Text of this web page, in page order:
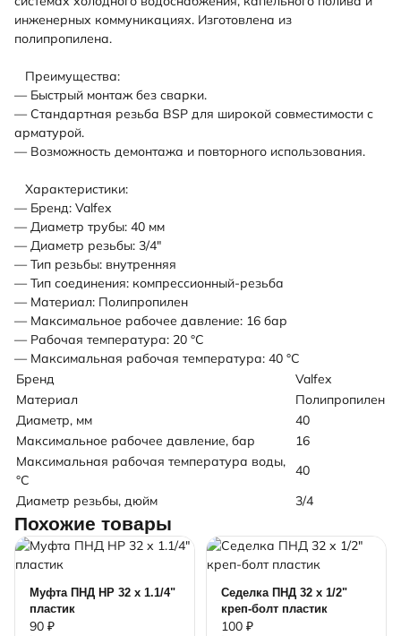
инженерных коммуникациях. Изготовлена из
полипропилена.
Преимущества:
— Быстрый монтаж без сварки.
— Стандартная резьба BSP для широкой совместимости с
арматурой.
— Возможность демонтажа и повторного использования.
Характеристики:
— Бренд: Valfex
— Диаметр трубы: 40 мм
— Диаметр резьбы: 3/4"
— Тип резьбы: внутренняя
— Тип соединения: компрессионный-резьба
— Материал: Полипропилен
— Максимальное рабочее давление: 16 бар
— Рабочая температура: 20 °С
— Максимальная рабочая температура: 40 °С
Бренд
Valfex
Материал
Полипропилен
Диаметр, мм
40
Максимальное рабочее давление, бар
16
Максимальная рабочая температура воды,
°C
40
Диаметр резьбы, дюйм
3/4
Похожие товары
Муфта ПНД НР 32 х 1.1/4"
пластик
90 ₽
Седелка ПНД 32 х 1/2"
креп-болт пластик
100 ₽